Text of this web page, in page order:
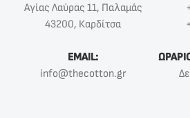
Αγίας Λαύρας 11, Παλαμάς
43200, Καρδίτσα
EMAIL:
info@thecotton.gr